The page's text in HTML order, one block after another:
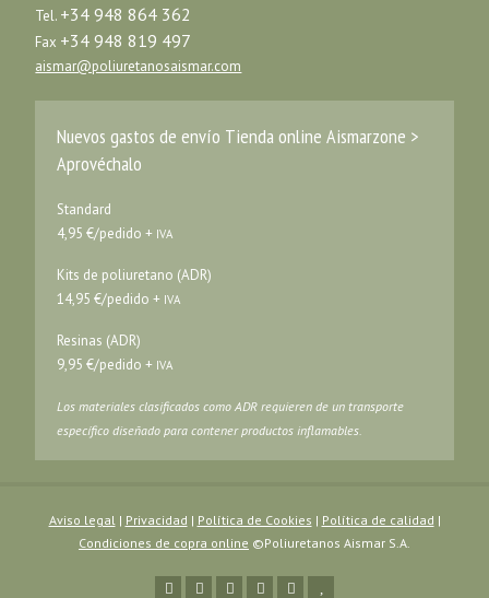
Tel. +34 948 864 362
Fax +34 948 819 497
aismar@poliuretanosaismar.com
Nuevos gastos de envío Tienda online Aismarzone >
Aprovéchalo
Standard
4,95 €/pedido + IVA
Kits de poliuretano (ADR)
14,95 €/pedido + IVA
Resinas (ADR)
9,95 €/pedido + IVA
Los materiales clasificados como ADR requieren de un transporte
específico diseñado para contener productos inflamables.
Aviso legal| Privacidad | Política de Cookies | Política de calidad |
Condiciones de copra online ©Poliuretanos Aismar S.A.